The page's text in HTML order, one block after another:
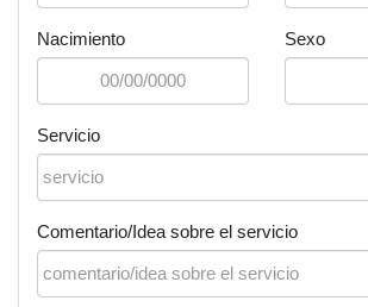
Nacimiento Sexo
Servicio
Comentario/Idea sobre el servicio